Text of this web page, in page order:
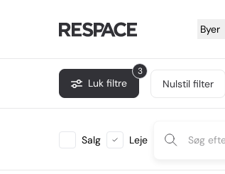
Byer
3
Luk filtre Nulstil filter
Salg Leje